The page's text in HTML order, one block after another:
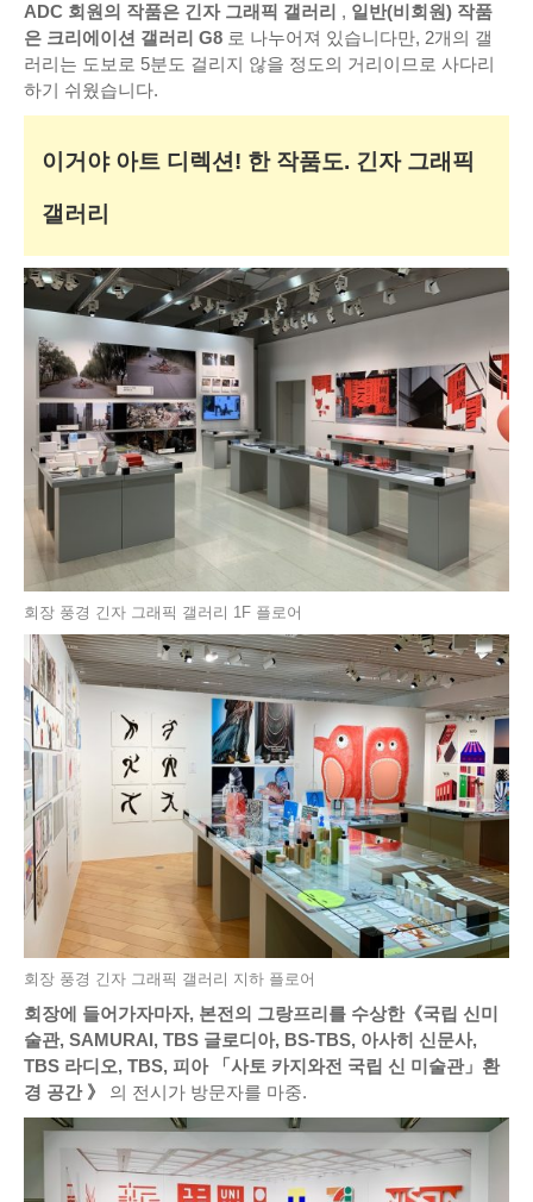
ADC 회원의 작품은 긴자 그래픽 갤러리 , 일반(비회원) 작품
은 크리에이션 갤러리 G8 로 나누어져 있습니다만, 2개의 갤
러리는 도보로 5분도 걸리지 않을 정도의 거리이므로 사다리
하기 쉬웠습니다.
이거야 아트 디렉션! 한 작품도. 긴자 그래픽
갤러리
회장 풍경 긴자 그래픽 갤러리 1F 플로어
회장 풍경 긴자 그래픽 갤러리 지하 플로어
회장에 들어가자마자, 본전의 그랑프리를 수상한《국립 신미
술관, SAMURAI, TBS 글로디아, BS-TBS, 아사히 신문사,
TBS 라디오, TBS, 피아 「사토 카지와전 국립 신 미술관」환
경 공간 》
의 전시가 방문자를 마중.